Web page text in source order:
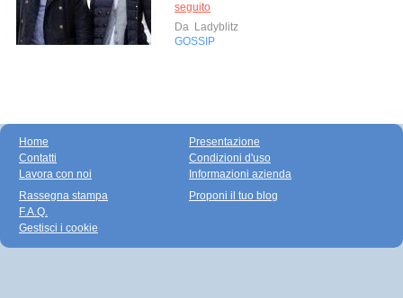
seguito
Da Ladyblitz
GOSSIP
Home
Contatti
Lavora con noi
Presentazione
Condizioni d'uso
Informazioni azienda
Rassegna stampa
F.A.Q.
Gestisci i cookie
Proponi il tuo blog